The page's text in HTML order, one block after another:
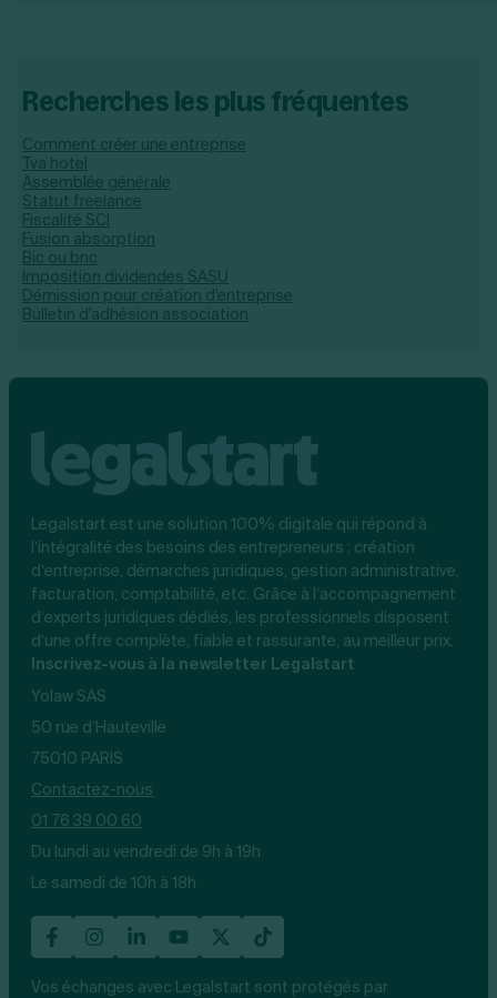
Recherches les plus fréquentes
Comment créer une entreprise
Tva hotel
Assemblée générale
Statut freelance
Fiscalité SCI
Fusion absorption
Bic ou bnc
Imposition dividendes SASU
Démission pour création d'entreprise
Bulletin d'adhésion association
Legalstart est une solution 100% digitale qui répond à
l’intégralité des besoins des entrepreneurs : création
d’entreprise, démarches juridiques, gestion administrative,
facturation, comptabilité, etc. Grâce à l’accompagnement
d’experts juridiques dédiés, les professionnels disposent
d’une offre complète, fiable et rassurante, au meilleur prix.
Inscrivez-vous à la newsletter Legalstart
Yolaw SAS
50 rue d’Hauteville
75010 PARIS
Contactez-nous
01 76 39 00 60
Du lundi au vendredi de 9h à 19h
Le samedi de 10h à 18h
Vos échanges avec Legalstart sont protégés par